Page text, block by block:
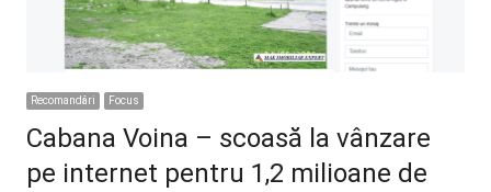
Recomandări Focus
Cabana Voina – scoasă la vânzare
pe internet pentru 1,2 milioane de